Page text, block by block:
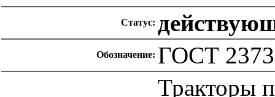
Статус:
Обозначение: ГОСТ
Тракторы